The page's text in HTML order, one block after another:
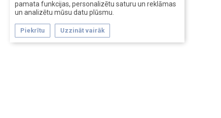
pamata funkcijas, personalizētu saturu un reklāmas
un analizētu mūsu datu plūsmu.
Piekrītu Uzzināt vairāk